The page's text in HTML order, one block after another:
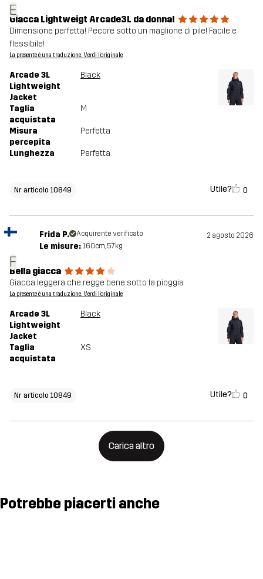
E
Giacca Lightweigt Arcade3L da donna!
Dimensione perfetta! Pecore sotto un maglione di pile! Facile e
flessibile!
La presente è una traduzione. Verdi l'originale
Arcade 3L
Lightweight
Jacket
Black
Taglia
acquistata
M
Misura
percepita
Perfetta
Lunghezza Perfetta
Nr articolo 10849 Utile? 0
F
Frida P. Acquirente verificato 2 agosto 2026
Le misure: 160cm, 57kg
Bella giacca
Giacca leggera che regge bene sotto la pioggia
La presente è una traduzione. Verdi l'originale
Arcade 3L
Lightweight
Jacket
Black
Taglia
acquistata
XS
Nr articolo 10849 Utile? 0
Carica altro
Potrebbe piacerti anche